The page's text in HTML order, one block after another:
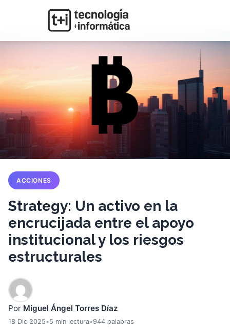
ACCIONES
Strategy: Un activo en la
encrucijada entre el apoyo
institucional y los riesgos
estructurales
Por Miguel Ángel Torres Díaz
18 Dic 2025•5 min lectura•944 palabras